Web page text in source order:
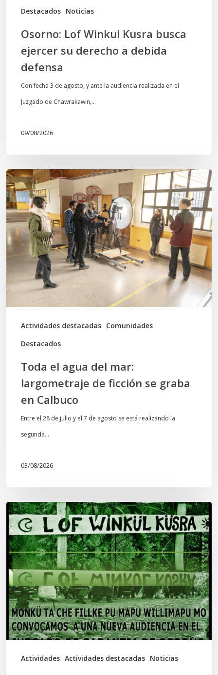
Destacados Noticias
debida
Osorno: Lof Winkul Kusra busca
ejercer su derecho a debida
defensa
Con fecha 3 de agosto, y ante la audiencia realizada en el
Juzgado de Chawrakawin,…
09/08/2026
Actividades destacadas Comunidades
Destacados
Toda
el
agua
del
mar:
largometraje
de
ficción
se
graba
Toda el agua del mar:
largometraje de ficción se graba
en Calbuco
Entre el 28 de julio y el 7 de agosto se está realizando la
segunda…
03/08/2026
Actividades Actividades destacadas Noticias
Lof
Winkül
Küsra
convoca
a
apoyar
audiencia
en
Juzgado